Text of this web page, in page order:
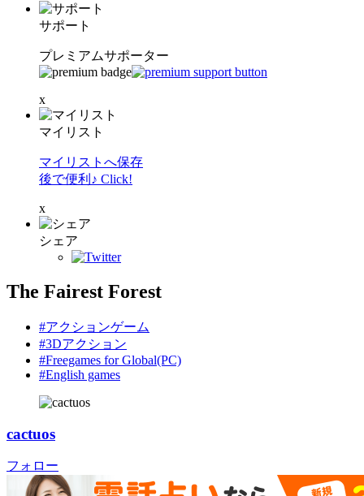
サポート
プレミアムサポーター
x
マイリスト
マイリストへ保存
後で便利♪ Click!
x
シェア
The Fairest Forest
#アクションゲーム
#3Dアクション
#Freegames for Global(PC)
#English games
cactuos
フォロー